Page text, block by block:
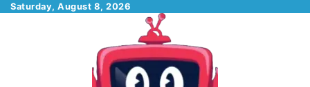
SkipSaturday, August 8, 2026